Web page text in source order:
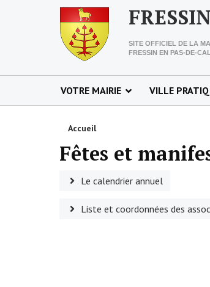
SITE OFFICIEL DE LA
FRESSIN EN PAS-DE-
VOTRE MAIRIE VILLE
Accueil
Fêtes et
Le calendrier annuel
Liste et coordonnées des